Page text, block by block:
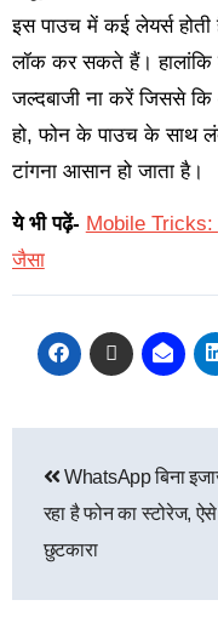
इस पाउच में कई लेयर्स
लॉक कर सकते हैं।
जल्दबाजी ना करें जिससे
हो, फोन के पाउच के साथ
टांगना आसान हो जाता है।
ये भी पढ़ें- Mobile Tricks:
जैसा
WhatsApp बिना
रहा है फोन का स्टोरेज, ऐसे
छुटकारा